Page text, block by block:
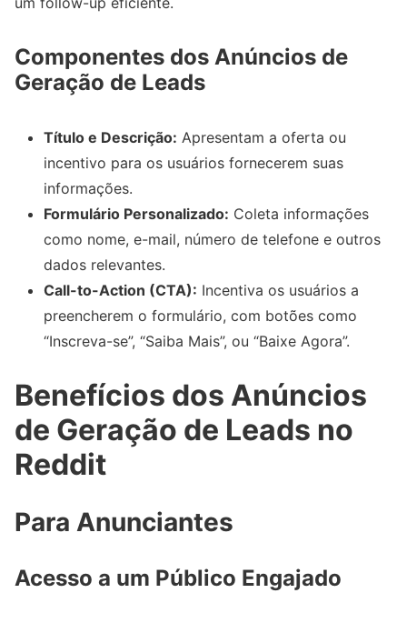
Componentes dos Anúncios de
Geração de Leads
Título e Descrição: Apresentam a oferta ou
incentivo para os usuários fornecerem suas
informações.
Formulário Personalizado: Coleta informações
como nome, e-mail, número de telefone e outros
dados relevantes.
Call-to-Action (CTA): Incentiva os usuários a
preencherem o formulário, com botões como
“Inscreva-se”, “Saiba Mais”, ou “Baixe Agora”.
Benefícios dos Anúncios
de Geração de Leads no
Reddit
Para Anunciantes
Acesso a um Público Engajado